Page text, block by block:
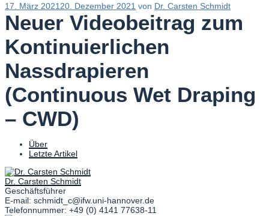
Veröffentlicht
am
17. März 202120. Dezember 2021 von Dr. Carsten Schmidt
Neuer Videobeitrag zum
Kontinuierlichen
Nassdrapieren
(Continuous Wet Draping
– CWD)
Über
Letzte Artikel
Dr. Carsten Schmidt
Geschäftsführer
E-mail: schmidt_c@ifw.uni-hannover.de
Telefonnummer: +49 (0) 4141 77638-11